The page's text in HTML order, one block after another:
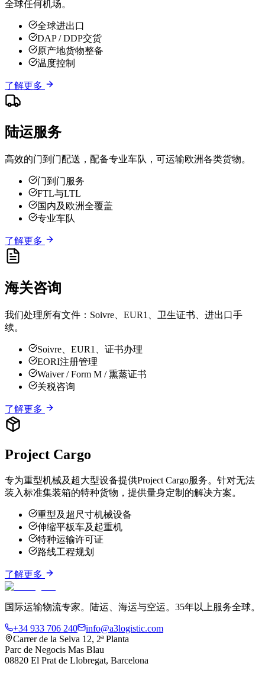
全球任何机场。
全球进出口
DAP / DDP交货
原产地货物整备
温度控制
了解更多
陆运服务
高效的门到门配送，配备专业车队，可运输欧洲各类货物。
门到门服务
FTL与LTL
国内及欧洲全覆盖
专业车队
了解更多
海关咨询
我们处理所有文件：Soivre、EUR1、卫生证书、进出口手
续。
Soivre、EUR1、证书办理
EORI注册管理
Waiver / Form M / 熏蒸证书
关税咨询
了解更多
Project Cargo
专为重型机械及超大型设备提供Project Cargo服务。针对无法
装入标准集装箱的特种货物，提供量身定制的解决方案。
重型及超尺寸机械设备
伸缩平板车及起重机
特种运输许可证
路线工程规划
了解更多
国际运输物流专家。陆运、海运与空运。35年以上服务全球。
+34 933 706 240
info@a3logistic.com
Carrer de la Selva 12, 2ª Planta
Parc de Negocis Mas Blau
08820 El Prat de Llobregat, Barcelona